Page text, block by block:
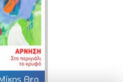
Bouzouki Kings, Μίκης Θεοδωράκης, Αρίστος Βαμβακούσης